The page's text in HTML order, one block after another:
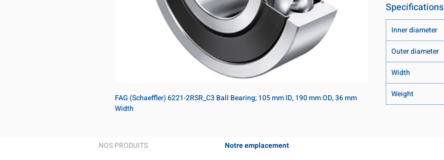
FAG (Schaeffler) 6221-2RSR_C3 Ball Bearing; 105 mm ID, 190 mm OD, 36 mm
Width
Specifications
Inner diameter
Outer diameter
Width
Weight
NOS PRODUITS Notre emplacement